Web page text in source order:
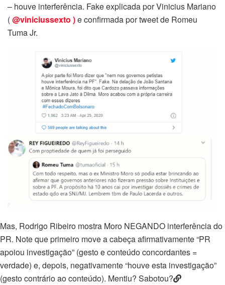
– houve interferência. Fake explicada por Vinicius Mariano
(@viniciussexto )e confirmada por tweet de Romeu
Tuma Jr.
Mas, Rodrigo Ribeiro mostra Moro NEGANDO interferência do
PR. Note que primeiro move a cabeça afirmativamente “PR
apoiou investigação” (gesto e conteúdo concordantes =
verdade) e, depois, negativamente “houve esta investigação”
(gesto contrário ao conteúdo). Mentiu? Sabotou?